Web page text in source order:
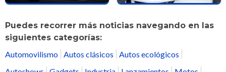
Puedes recorrer más noticias navegando en las
siguientes categorías:
Automovilismo Autos clásicos
Autos ecológicos